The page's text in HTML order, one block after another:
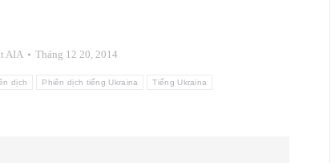
AIA Tháng 12 20, 2014
dịch Phiên dịch tiếng Ukraina Tiếng Ukraina